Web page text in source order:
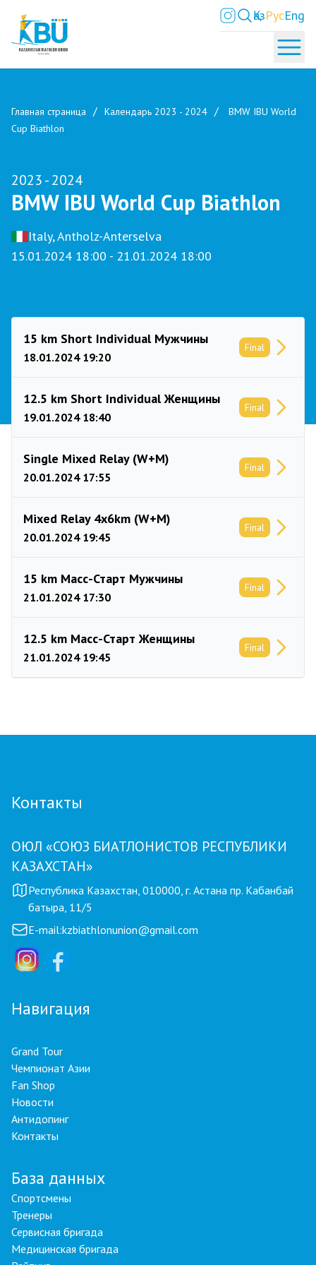
ҚазРусEng
Главная страница Календарь 2023 - 2024
BMW IBU World
Cup Biathlon
2023 - 2024
BMW IBU World Cup Biathlon
Italy, Antholz-Anterselva
15.01.2024 18:00 - 21.01.2024 18:00
15 km Short Individual Мужчины
18.01.2024 19:20
Final
12.5 km Short Individual Женщины
19.01.2024 18:40
Final
Single Mixed Relay (W+M)
20.01.2024 17:55
Final
Mixed Relay 4x6km (W+M)
20.01.2024 19:45
Final
15 km Масс-Старт Мужчины
21.01.2024 17:30
Final
12.5 km Масс-Старт Женщины
21.01.2024 19:45
Final
Контакты
ОЮЛ «СОЮЗ БИАТЛОНИСТОВ РЕСПУБЛИКИ
КАЗАХСТАН»
Республика Казахстан, 010000, г. Астана пр. Кабанбай
батыра, 11/5
E-mail:kzbiathlonunion@gmail.com
Навигация
Grand Tour
Чемпионат Азии
Fan Shop
Новости
Антидопинг
Контакты
База данных
Спортсмены
Тренеры
Сервисная бригада
Медицинская бригада